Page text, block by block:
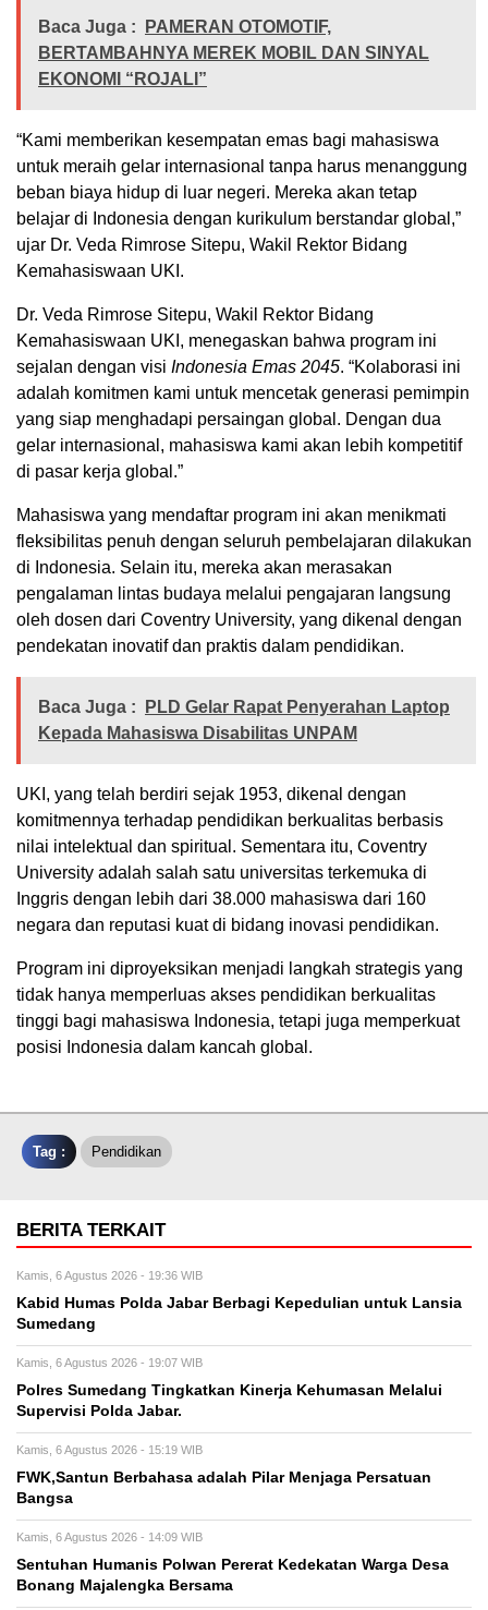
Baca Juga :
PAMERAN OTOMOTIF,
BERTAMBAHNYA MEREK MOBIL DAN SINYAL
EKONOMI “ROJALI”
“Kami memberikan kesempatan emas bagi mahasiswa
untuk meraih gelar internasional tanpa harus menanggung
beban biaya hidup di luar negeri. Mereka akan tetap
belajar di Indonesia dengan kurikulum berstandar global,”
ujar Dr. Veda Rimrose Sitepu, Wakil Rektor Bidang
Kemahasiswaan UKI.
Dr. Veda Rimrose Sitepu, Wakil Rektor Bidang
Kemahasiswaan UKI, menegaskan bahwa program ini
sejalan dengan visi Indonesia Emas 2045. “Kolaborasi ini
adalah komitmen kami untuk mencetak generasi pemimpin
yang siap menghadapi persaingan global. Dengan dua
gelar internasional, mahasiswa kami akan lebih kompetitif
di pasar kerja global.”
Mahasiswa yang mendaftar program ini akan menikmati
fleksibilitas penuh dengan seluruh pembelajaran dilakukan
di Indonesia. Selain itu, mereka akan merasakan
pengalaman lintas budaya melalui pengajaran langsung
oleh dosen dari Coventry University, yang dikenal dengan
pendekatan inovatif dan praktis dalam pendidikan.
Baca Juga :
PLD Gelar Rapat Penyerahan Laptop
Kepada Mahasiswa Disabilitas UNPAM
UKI, yang telah berdiri sejak 1953, dikenal dengan
komitmennya terhadap pendidikan berkualitas berbasis
nilai intelektual dan spiritual. Sementara itu, Coventry
University adalah salah satu universitas terkemuka di
Inggris dengan lebih dari 38.000 mahasiswa dari 160
negara dan reputasi kuat di bidang inovasi pendidikan.
Program ini diproyeksikan menjadi langkah strategis yang
tidak hanya memperluas akses pendidikan berkualitas
tinggi bagi mahasiswa Indonesia, tetapi juga memperkuat
posisi Indonesia dalam kancah global.
Tag : Pendidikan
BERITA TERKAIT
Kamis, 6 Agustus 2026 - 19:36 WIB
Kabid Humas Polda Jabar Berbagi Kepedulian untuk Lansia
Sumedang
Kamis, 6 Agustus 2026 - 19:07 WIB
Polres Sumedang Tingkatkan Kinerja Kehumasan Melalui
Supervisi Polda Jabar.
Kamis, 6 Agustus 2026 - 15:19 WIB
FWK,Santun Berbahasa adalah Pilar Menjaga Persatuan
Bangsa
Kamis, 6 Agustus 2026 - 14:09 WIB
Sentuhan Humanis Polwan Pererat Kedekatan Warga Desa
Bonang Majalengka Bersama